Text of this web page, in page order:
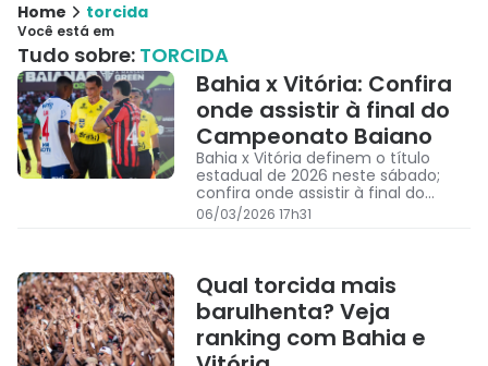
Home torcida
Você está em
Tudo sobre: TORCIDA
Bahia x Vitória: Confira
onde assistir à final do
Campeonato Baiano
Bahia x Vitória definem o título
estadual de 2026 neste sábado;
confira onde assistir à final do
Campeonato Baiano
06/03/2026 17h31
Qual torcida mais
barulhenta? Veja
ranking com Bahia e